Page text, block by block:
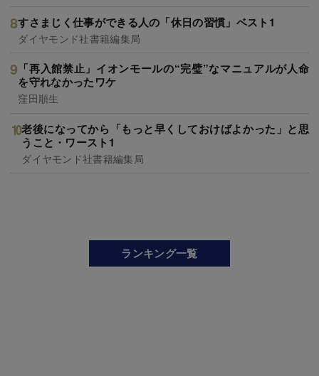
すさまじく仕事ができる人の「休日の習慣」ベスト1
ダイヤモンド社書籍編集局
「再入館禁止」イオンモールの“完璧”なマニュアルが人命
を守れなかったワケ
窪田順生
老後になってから「もっと早くしておけばよかった」と思
うこと・ワースト1
ダイヤモンド社書籍編集局
ランキング一覧